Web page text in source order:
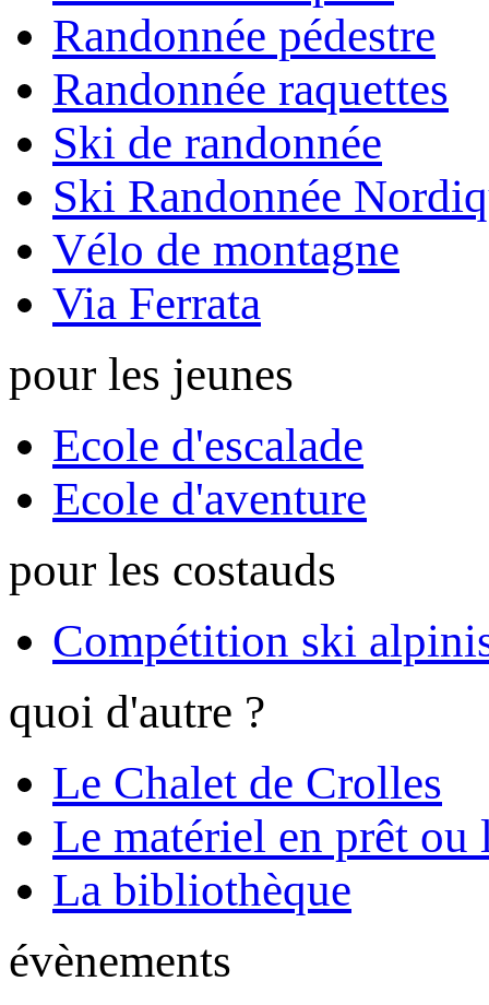
Randonnée pédestre
Randonnée raquettes
Ski de randonnée
Ski Randonnée
Vélo de montagne
Via Ferrata
pour les jeunes
Ecole d'escalade
Ecole d'aventure
pour les costauds
Compétition ski
quoi d'autre ?
Le Chalet de Crolles
Le matériel en prêt ou
La bibliothèque
évènements